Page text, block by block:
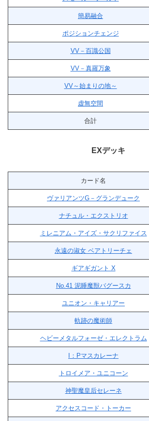
簡易融合
ポジションチェンジ
VV－百識公国
VV－真羅万象
VV～始まりの地～
虚無空間
合計
EXデッキ
カード名
ヴァリアンツG－グランデューク
ナチュル・エクストリオ
ミレニアム・アイズ・サクリファイス
永遠の淑女 ベアトリーチェ
ギアギガント X
No.41 泥睡魔獣バグースカ
ユニオン・キャリアー
軌跡の魔術師
ヘビーメタルフォーゼ・エレクトラム
I：Pマスカレーナ
トロイメア・ユニコーン
神聖魔皇后セレーネ
アクセスコード・トーカー